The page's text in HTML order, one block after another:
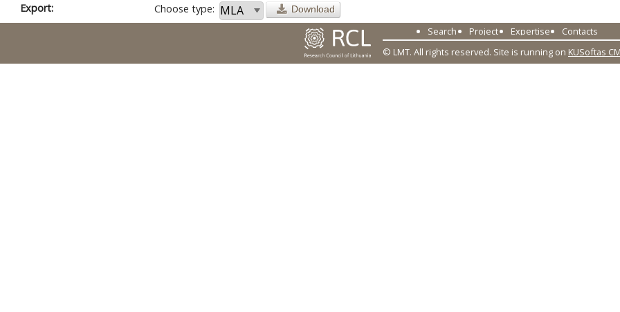
Export:
Choose type: Download
Search Project Expertise
Contacts
© LMT. All rights reserved. Site is running on KUSoftas